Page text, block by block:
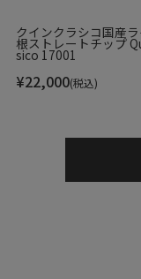
クインクラシコ国産
根ストレートチップ
sico 17001
¥22,000(税込)